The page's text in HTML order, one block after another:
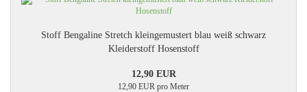
Stoff Bengaline Stretch kleingemustert blau weiß schwarz
Kleiderstoff Hosenstoff
12,90 EUR
12,90 EUR pro Meter